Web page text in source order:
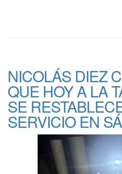
NICOLÁS DIEZ
QUE HOY A LA
SE
SERVICIO EN